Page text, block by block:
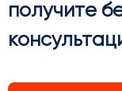
получите